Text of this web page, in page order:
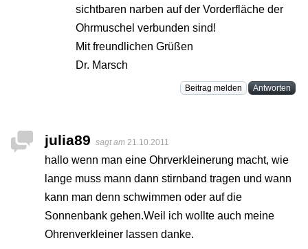
sichtbaren narben auf der Vorderfläche der
Ohrmuschel verbunden sind!
Mit freundlichen Grüßen
Dr. Marsch
Beitrag melden Antworten
julia89 sagt am 21.10.2011
hallo wenn man eine Ohrverkleinerung macht, wie
lange muss mann dann stirnband tragen und wann
kann man denn schwimmen oder auf die
Sonnenbank gehen.Weil ich wollte auch meine
Ohrenverkleiner lassen danke.